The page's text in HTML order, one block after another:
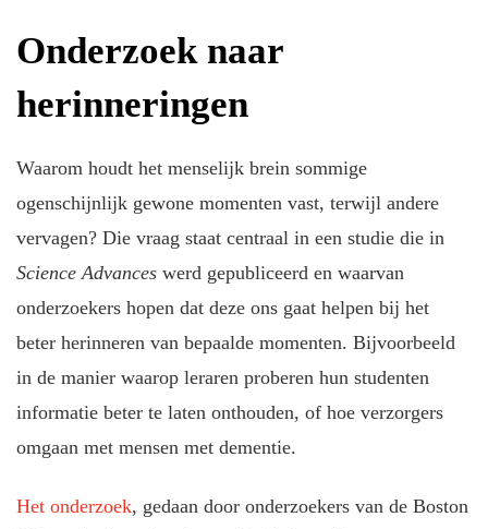
Onderzoek naar
herinneringen
Waarom houdt het menselijk brein sommige
ogenschijnlijk gewone momenten vast, terwijl andere
vervagen? Die vraag staat centraal in een studie die in
Science Advanceswerd gepubliceerd en waarvan
onderzoekers hopen dat deze ons gaat helpen bij het
beter herinneren van bepaalde momenten. Bijvoorbeeld
in de manier waarop leraren proberen hun studenten
informatie beter te laten onthouden, of hoe verzorgers
omgaan met mensen met dementie.
Het onderzoek, gedaan door onderzoekers van de Boston